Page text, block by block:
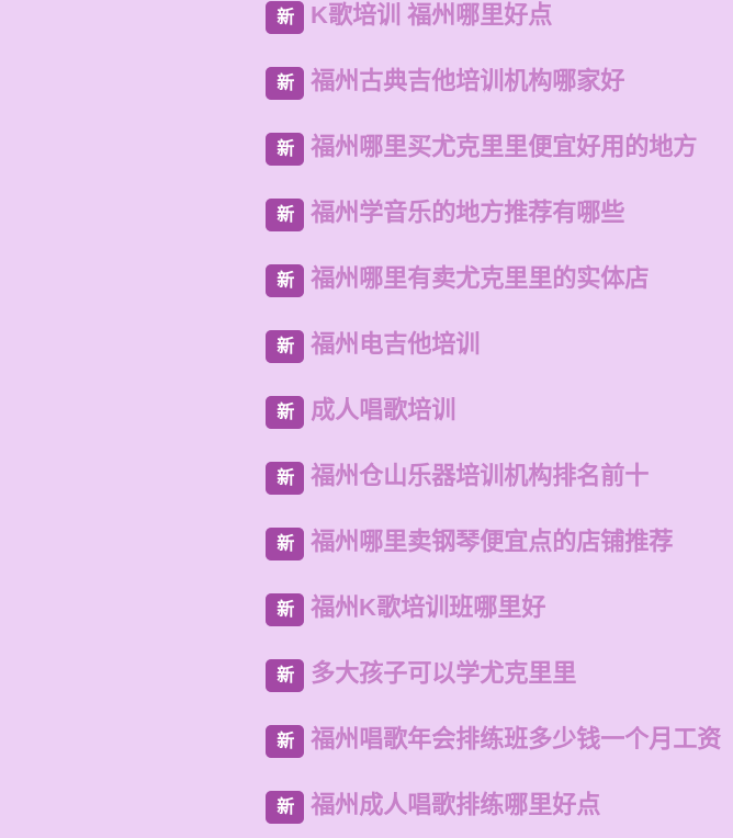
新 K歌培训 福州哪里好点
新 福州古典吉他培训机构哪家好
新 福州哪里买尤克里里便宜好用的地方
新 福州学音乐的地方推荐有哪些
新 福州哪里有卖尤克里里的实体店
新 福州电吉他培训
新 成人唱歌培训
新 福州仓山乐器培训机构排名前十
新 福州哪里卖钢琴便宜点的店铺推荐
新 福州K歌培训班哪里好
新 多大孩子可以学尤克里里
新 福州唱歌年会排练班多少钱一个月工资
新 福州成人唱歌排练哪里好点